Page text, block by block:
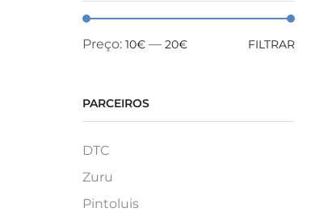
FILTRAR
Preço: 10€ — 20€
PARCEIROS
DTC
Zuru
Pintoluis